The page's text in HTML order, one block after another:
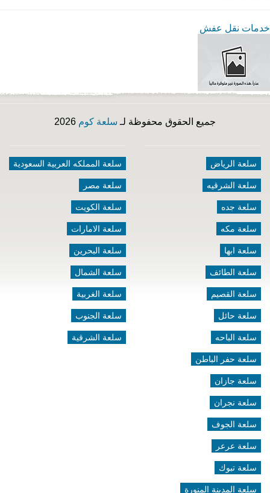
خدمات نقل عفش
جميع الحقوق محفوظة لـ سلعة كوم
سلعة الرياض
سلعة الشرقيه
سلعة جده
سلعة مكه
سلعة ابها
سلعة الطائف
سلعة القصيم
سلعة حائل
سلعة الباحه
سلعة حفر الباطن
سلعة جازان
سلعة نجران
سلعة الجوف
سلعة عرعر
سلعة تبوك
سلعة المدينة المنورة
سلعة المملكه العربية السعودية
سلعة مصر
سلعة الكويت
سلعة الامارات
سلعة البحرين
سلعة الشمال
سلعة الغربية
سلعة الجنوب
سلعة الشرقية